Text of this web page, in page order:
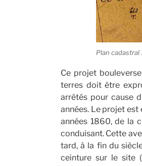
Plan cadastral
Ce projet
terres doit être
arrêtés pour cause
années. Le projet est
années 1860, de la
conduisant. Cette
tard, à la fin du
ceinture sur le site